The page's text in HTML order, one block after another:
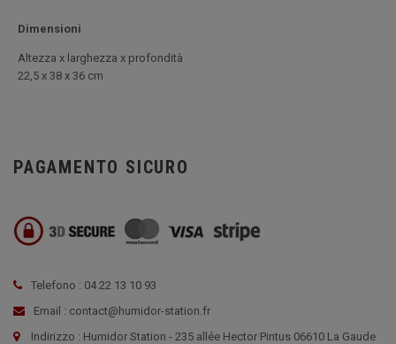
Dimensioni
Altezza x larghezza x profondità
22,5 x 38 x 36 cm
PAGAMENTO SICURO
Telefono : 04 22 13 10 93
Email : contact@humidor-station.fr
Indirizzo : Humidor Station - 235 allée Hector Pintus 06610 La Gaude